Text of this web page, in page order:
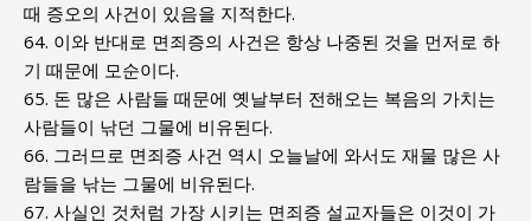
때 증오의 사건이 있음을 지적한다.
64. 이와 반대로 면죄증의 사건은 항상 나중된 것을 먼저로 하
기 때문에 모순이다.
65. 돈 많은 사람들 때문에 옛날부터 전해오는 복음의 가치는
사람들이 낚던 그물에 비유된다.
66. 그러므로 면죄증 사건 역시 오늘날에 와서도 재물 많은 사
람들을 낚는 그물에 비유된다.
67. 사실인 것처럼 가장 시키는 면죄증 설교자들은 이것이 가